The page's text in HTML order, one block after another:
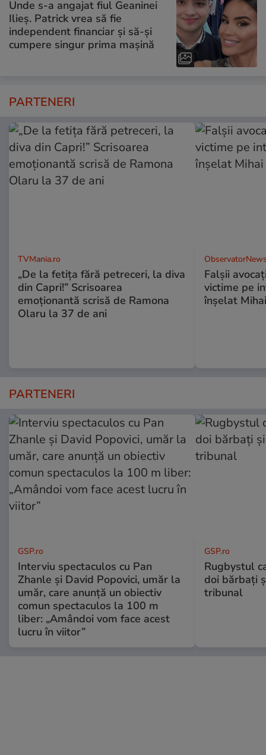
Unde s-a angajat fiul Geaninei
Ilieș. Patrick vrea să fie
independent financiar și să-și
cumpere singur prima mașină
PARTENERI
TVMania.ro
„De la fetița fără petreceri, la diva
din Capri!” Scrisoarea
emoționantă scrisă de Ramona
Olaru la 37 de ani
Falşii
victime pe
înşelat
PARTENERI
GSP.ro
Interviu spectaculos cu Pan
Zhanle și David Popovici, umăr la
umăr, care anunță un obiectiv
comun spectaculos la 100 m
liber: „Amândoi vom face acest
lucru în viitor”
GSP.ro
Rugbystul
doi bărbați
tribunal